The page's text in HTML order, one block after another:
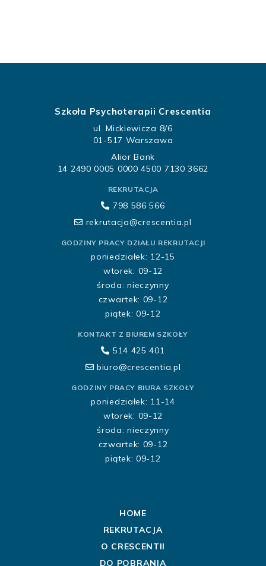
Szkoła Psychoterapii Crescentia
ul. Mickiewicza 8/6
01-517 Warszawa
Alior Bank
14 2490 0005 0000 4500 7130 3662
REKRUTACJA
798 586 566
rekrutacja@crescentia.pl
GODZINY PRACY DZIAŁU REKRUTACJI
poniedziałek: 12-15
wtorek: 09-12
środa: nieczynny
czwartek: 09-12
piątek: 09-12
KONTAKT Z BIUREM SZKOŁY
514 425 401
biuro@crescentia.pl
GODZINY PRACY BIURA SZKOŁY
poniedziałek: 11-14
wtorek: 09-12
środa: nieczynny
czwartek: 09-12
piątek: 09-12
HOME
REKRUTACJA
O CRESCENTII
DO POBRANIA